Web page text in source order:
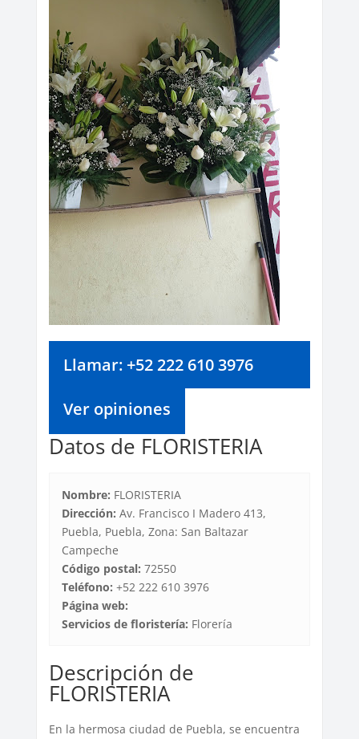
Llamar: +52 222 610 3976
Ver opiniones
Datos de FLORISTERIA
Nombre: FLORISTERIA
Dirección: Av. Francisco I Madero 413,
Puebla, Puebla, Zona: San Baltazar
Campeche
Código postal: 72550
Teléfono: +52 222 610 3976
Página web:
Servicios de floristería: Florería
Descripción de
FLORISTERIA
En la hermosa ciudad de Puebla, se encuentra